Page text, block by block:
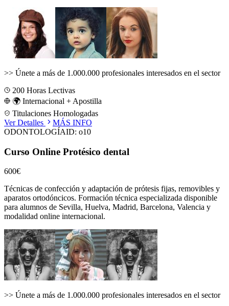
>> Únete a más de 1.000.000 profesionales interesados en el sector
200 Horas Lectivas
🌍 Internacional + Apostilla
Titulaciones Homologadas
Ver Detalles
MÁS INFO
ODONTOLOGÍAID: o10
Curso Online Protésico dental
600€
Técnicas de confección y adaptación de prótesis fijas, removibles y
aparatos ortodóncicos. Formación técnica especializada disponible
para alumnos de Sevilla, Huelva, Madrid, Barcelona, Valencia y
modalidad online internacional.
>> Únete a más de 1.000.000 profesionales interesados en el sector